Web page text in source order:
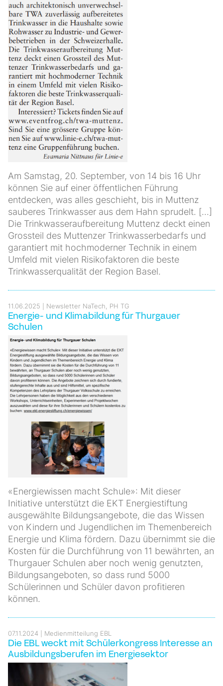
Am Samstag, 20. September, von 14 bis 16 Uhr
können Sie auf einer öffentlichen Führung
entdecken, was alles geschieht, bis in Muttenz
sauberes Trinkwasser aus dem Hahn sprudelt. [...]
Die Trinkwasseraufbereitung Muttenz deckt einen
Grossteil des Muttenzer Trinkwasserbedarfs und
garantiert mit hochmoderner Technik in einem
Umfeld mit vielen Risikofaktoren die beste
Trinkwasserqualität der Region Basel.
11.06.2025 Newsletter NaTech, PH TG
Energie- und Klimabildung für Thurgauer
Schulen
«Energiewissen macht Schule»: Mit dieser
Initiative unterstützt die EKT Energiestiftung
ausgewählte Bildungsangebote, die das Wissen
von Kindern und Jugendlichen im Themenbereich
Energie und Klima fördern. Dazu übernimmt sie die
Kosten für die Durchführung von 11 bewährten, an
Thurgauer Schulen aber noch wenig genutzten,
Bildungsangeboten, so dass rund 5000
Schülerinnen und Schüler davon profitieren
können.
07.11.2024 Medienmitteilung EBL
Die EBL weckt mit Schülerkongress Interesse an
Ausbildungsberufen im Energiesektor